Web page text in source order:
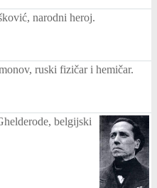
narodni heroj.
ruski fizičar i hemičar.
belgijski